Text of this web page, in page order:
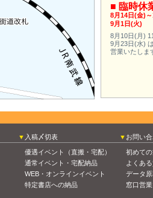
■ 臨時休
8月14日(金)
9月1日(火)
8月10日(月)
9月23日(水) は
営業いたしま
入稿〆切表
優遇イベント（直搬・宅配）
通常イベント・宅配納品
WEB・オンラインイベント
特定書店への納品
お問い
初めて
よくあ
データ
窓口営